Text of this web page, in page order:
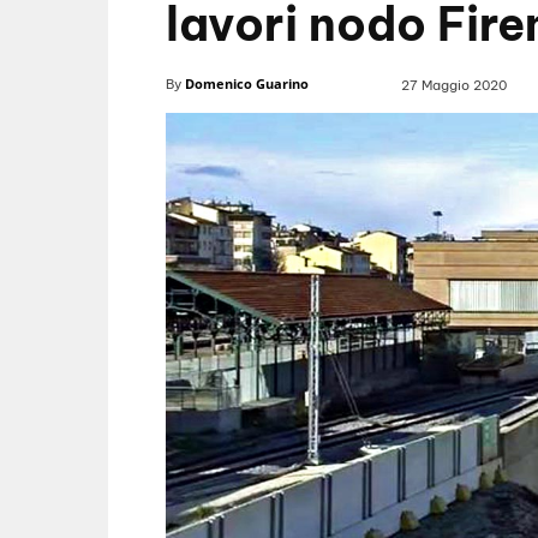
lavori nodo
By Domenico Guarino 27 Maggio 2020